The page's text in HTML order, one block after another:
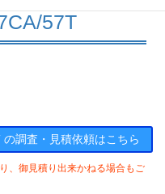
57T
調査・見積依頼はこちら
、御見積り出来かねる場合もご